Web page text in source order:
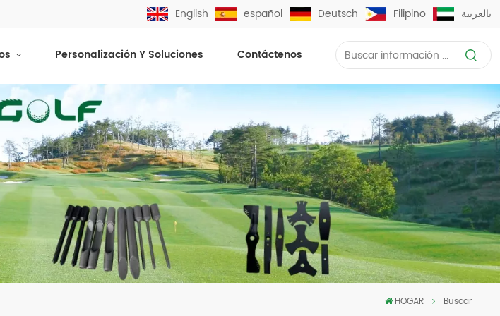
English español Deutsch Filipino بالعربية
Personalización Y Soluciones Contáctenos
HOGAR Buscar